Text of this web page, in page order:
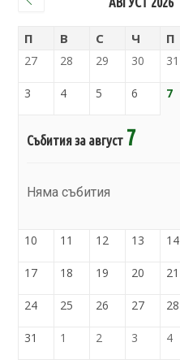
П В С Ч П
27 28 29 30 31
3 4 5 6 7
Събития за август 7
Няма събития
10 11 12 13 14
17 18 19 20 21
24 25 26 27 28
31 1 2 3 4